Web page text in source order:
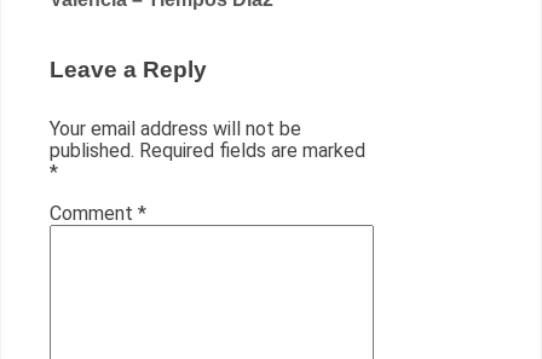
Leave a Reply
Your email address will not be
published. Required fields are marked
*
Comment *